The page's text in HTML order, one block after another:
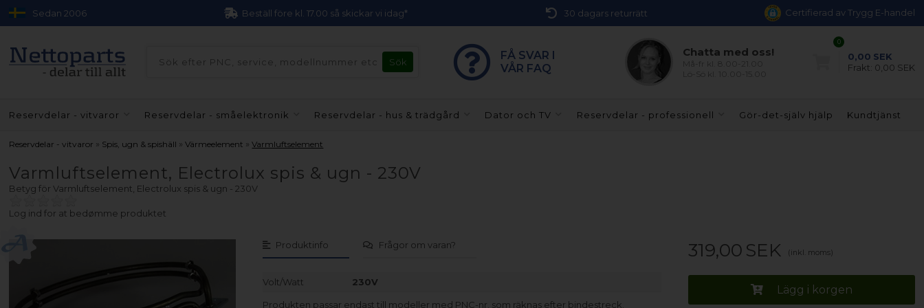
Sedan 2006 Beställ före kl. 17.00 så skickar vi idag* 30 dagars returrätt Certifierad av Trygg E-handel
FÅ SVAR I
VÅR FAQ
Chatta med oss!
0
0,00 SEK
Frakt: 0,00 SEK
Reservdelar - vitvaror Reservdelar - småelektronik Reservdelar - hus & trädgård Dator och TV Reservdelar - professionell Gör-det-själv hjälp Kundtjänst
Reservdelar - vitvaror » Spis, ugn & spishäll »Värmeelement »Varmluftselement
Varmluftselement, Electrolux spis & ugn - 230V
Betyg förVarmluftselement, Electrolux spis & ugn - 230V
Log ind for at bedømme produktet
Produktinfo Frågor om varan?
Volt/Watt 230V
Produkten passar endast till modeller med PNC-nr. som räknas efter bindestreck.
319,00 SEK (inkl. moms)
Lägg i korgen